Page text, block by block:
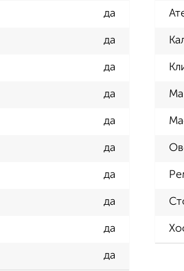
да
да
да
да
да
да
да
да
да
да